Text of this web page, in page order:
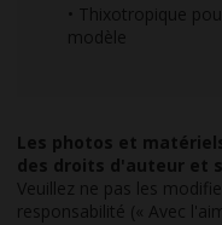
• Thixotropique
modèle
Les photos et
des droits d'auteur et
Veuillez ne pas les
responsabilité (« Avec